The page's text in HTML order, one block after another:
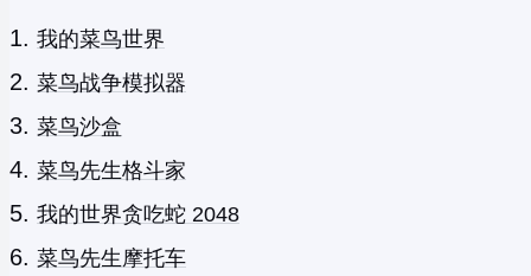
我的菜鸟世界
菜鸟战争模拟器
菜鸟沙盒
菜鸟先生格斗家
我的世界贪吃蛇 2048
菜鸟先生摩托车